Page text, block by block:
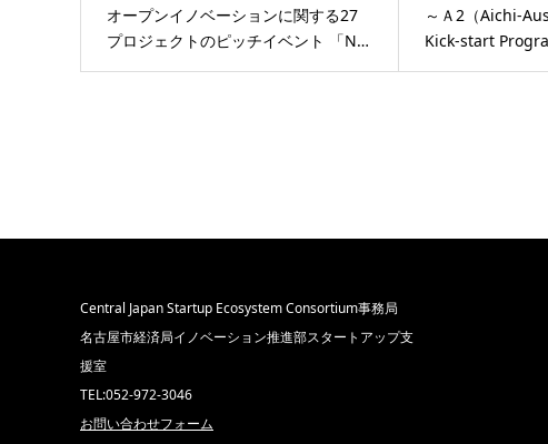
オープンイノベーションに関する27
プロジェクトのピッチイベント 「N…
～Ａ2（Aichi-
Kick-start
Central Japan Startup Ecosystem Consortium事務局
名古屋市経済局イノベーション推進部スタートアップ支
援室
TEL:052-972-3046
お問い合わせフォーム